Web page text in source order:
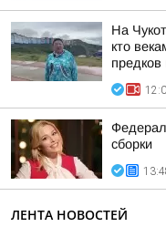
На
кто
сборки
ЛЕНТА НОВОСТЕЙ